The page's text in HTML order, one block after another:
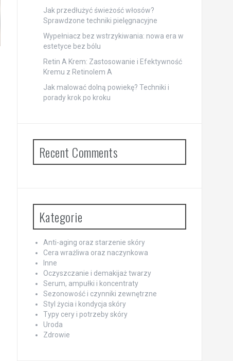
Jak przedłużyć świeżość włosów?
Sprawdzone techniki pielęgnacyjne
Wypełniacz bez wstrzykiwania: nowa era w
estetyce bez bólu
Retin A Krem: Zastosowanie i Efektywność
Kremu z Retinolem A
Jak malować dolną powiekę? Techniki i
porady krok po kroku
Recent Comments
Kategorie
Anti-aging oraz starzenie skóry
Cera wrażliwa oraz naczynkowa
Inne
Oczyszczanie i demakijaż twarzy
Serum, ampułki i koncentraty
Sezonowość i czynniki zewnętrzne
Styl życia i kondycja skóry
Typy cery i potrzeby skóry
Uroda
Zdrowie